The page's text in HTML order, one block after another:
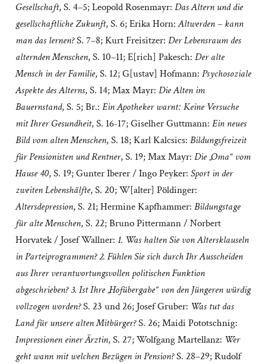
Gesellschaft, S. 4–5; Leopold Rosenmayr: Das Altern und die
gesellschaftliche Zukunft, S. 6; Erika Horn:Altwerden – kann
man das lernen?S. 7–8; Kurt Freisitzer: Der Lebensraum des
alternden Menschen, S. 10–11; E[rich] Pakesch: Der alte
Mensch in der Familie, S. 12; G[ustav] Hofmann: Psychosoziale
Aspekte des Alterns, S. 14; Max Mayr: Die Alten im
Bauernstand, S. 5; Br.: Ein Apotheker warnt: Keine Versuche
mit Ihrer Gesundheit, S. 16-17; Giselher Guttmann: Ein neues
Bild vom alten Menschen, S. 18; Karl Kalcsics: Bildungsfreizeit
für Pensionisten und Rentner, S. 19; Max Mayr: Die „Oma“ vom
Hause 40, S. 19; Gunter Iberer / Ingo Peyker: Sport in der
zweiten Lebenshälfte, S. 20; W[alter] Pöldinger:
Altersdepression, S. 21; Hermine Kapfhammer: Bildungstage
für alte Menschen, S. 22; Bruno Pittermann / Norbert
Horvatek / Josef Wallner: 1. Was halten Sie von Altersklauseln
in Parteiprogrammen? 2. Fühlen Sie sich durch Ihr Ausscheiden
aus Ihrer verantwortungsvollen politischen Funktion
abgeschrieben? 3. Ist Ihre „Hofübergabe“ von den Jüngeren würdig
vollzogen worden?S. 23 und 26; Josef Gruber: Was tut das
Land für unsere alten Mitbürger?S. 26; Maidi Pototschnig:
Impressionen einer Ärztin, S. 27; Wolfgang Martellanz: Wer
geht wann mit welchen Bezügen in Pension?S. 28–29; Rudolf